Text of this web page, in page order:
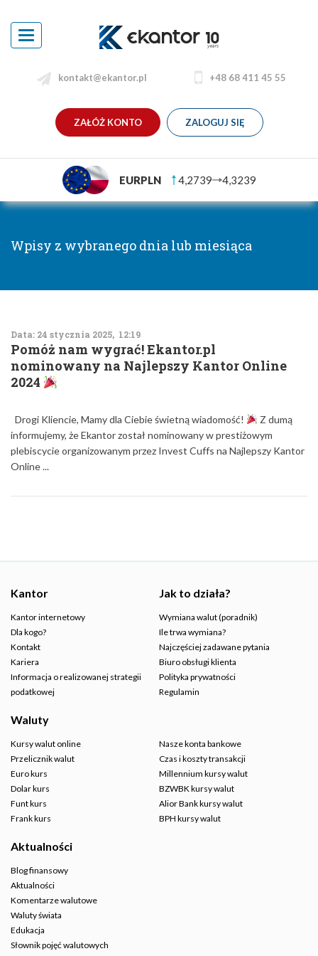
Toggle
navigation
kontakt@ekantor.pl +48 68 411 45 55
ZAŁÓŻ KONTO ZALOGUJ SIĘ
EURPLN 4,2739 4,3239
Wpisy z wybranego dnia lub miesiąca
Data: 24 stycznia 2025, 12:19
Pomóż nam wygrać! Ekantor.pl
nominowany na Najlepszy Kantor Online
2024
Drogi Kliencie, Mamy dla Ciebie świetną wiadomość!
Z dumą
informujemy, że Ekantor został nominowany w prestiżowym
plebiscycie organizowanym przez Invest Cuffs na Najlepszy Kantor
Online ...
Kantor
Kantor internetowy
Dla kogo?
Kontakt
Kariera
Informacja o realizowanej strategii
podatkowej
Jak to działa?
Wymiana walut (poradnik)
Ile trwa wymiana?
Najczęściej zadawane pytania
Biuro obsługi klienta
Polityka prywatności
Regulamin
Waluty
Kursy walut online
Przelicznik walut
Euro kurs
Dolar kurs
Funt kurs
Frank kurs
Nasze konta bankowe
Czas i koszty transakcji
Millennium kursy walut
BZWBK kursy walut
Alior Bank kursy walut
BPH kursy walut
Aktualności
Blog finansowy
Aktualności
Komentarze walutowe
Waluty świata
Edukacja
Słownik pojęć walutowych